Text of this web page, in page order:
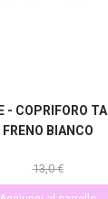
- COPRIFORO
FRENO BIANCO
13,0 €